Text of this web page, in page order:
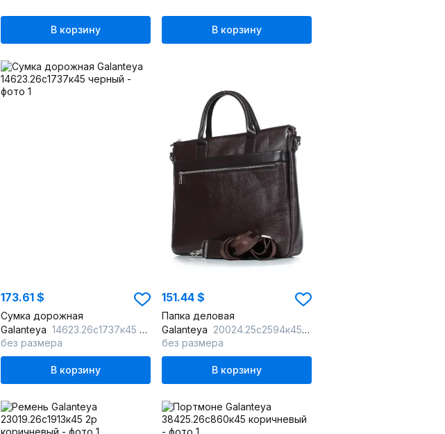
В корзину В корзину
173.61 $
Сумка дорожная
Galanteya 14623.26с1737к45 черный
без размера
В корзину
151.44 $
Папка деловая
Galanteya 20024.25с2594к45 коричневый
без размера
В корзину